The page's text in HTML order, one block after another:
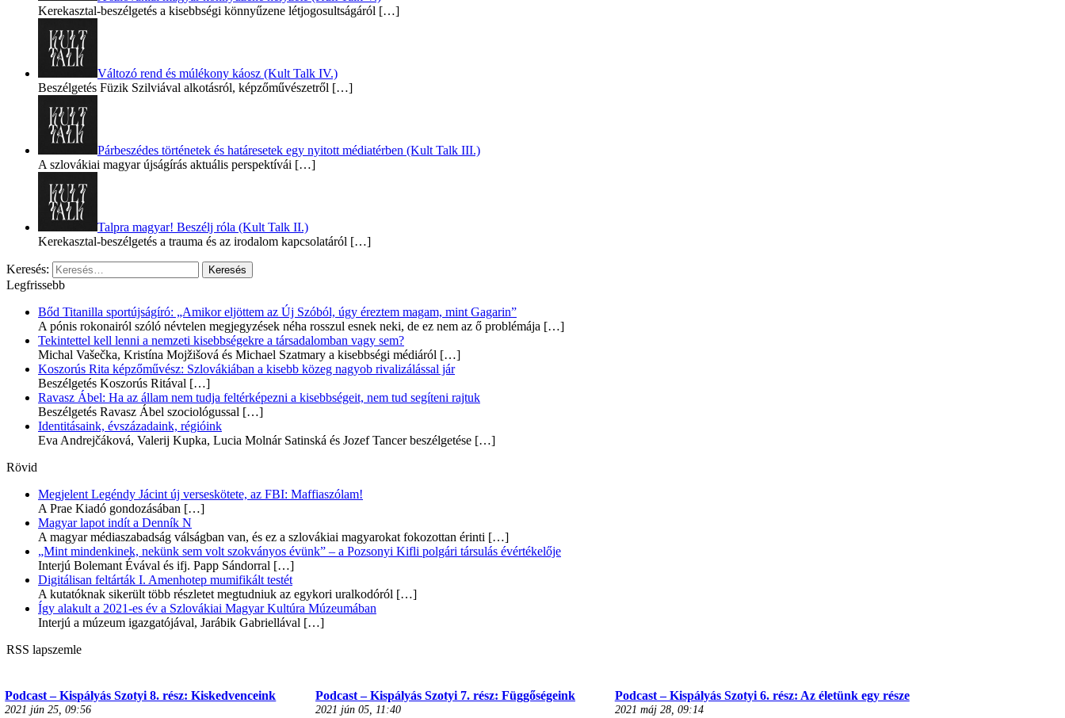
Kerekasztal-beszélgetés a kisebbségi könnyűzene létjogosultságáról […]
Változó rend és múlékony káosz (Kult Talk IV.)
Beszélgetés Füzik Szilviával alkotásról, képzőművészetről […]
Párbeszédes történetek és határesetek egy nyitott médiatérben (Kult Talk III.)
A szlovákiai magyar újságírás aktuális perspektívái […]
Talpra magyar! Beszélj róla (Kult Talk II.)
Kerekasztal-beszélgetés a trauma és az irodalom kapcsolatáról […]
Keresés:
Legfrissebb
Bőd Titanilla sportújságíró: „Amikor eljöttem az Új Szóból, úgy éreztem magam, mint Gagarin”
A pónis rokonairól szóló névtelen megjegyzések néha rosszul esnek neki, de ez nem az ő problémája […]
Tekintettel kell lenni a nemzeti kisebbségekre a társadalomban vagy sem?
Michal Vašečka, Kristína Mojžišová és Michael Szatmary a kisebbségi médiáról […]
Koszorús Rita képzőművész: Szlovákiában a kisebb közeg nagyob rivalizálással jár
Beszélgetés Koszorús Ritával […]
Ravasz Ábel: Ha az állam nem tudja feltérképezni a kisebbségeit, nem tud segíteni rajtuk
Beszélgetés Ravasz Ábel szociológussal […]
Identitásaink, évszázadaink, régióink
Eva Andrejčáková, Valerij Kupka, Lucia Molnár Satinská és Jozef Tancer beszélgetése […]
Rövid
Megjelent Legéndy Jácint új verseskötete, az FBI: Maffiaszólam!
A Prae Kiadó gondozásában […]
Magyar lapot indít a Denník N
A magyar médiaszabadság válságban van, és ez a szlovákiai magyarokat fokozottan érinti […]
„Mint mindenkinek, nekünk sem volt szokványos évünk” – a Pozsonyi Kifli polgári társulás évértékelője
Interjú Bolemant Évával és ifj. Papp Sándorral […]
Digitálisan feltárták I. Amenhotep mumifikált testét
A kutatóknak sikerült több részletet megtudniuk az egykori uralkodóról […]
Így alakult a 2021-es év a Szlovákiai Magyar Kultúra Múzeumában
Interjú a múzeum igazgatójával, Jarábik Gabriellával […]
RSS lapszemle
Podcast – Kispályás Szotyi 8. rész: Kiskedvenceink
2021 jún 25, 09:56
Podcast – Kispályás Szotyi 7. rész: Függőségeink
2021 jún 05, 11:40
Podcast – Kispályás Szotyi 6. rész: Az életünk egy része
2021 máj 28, 09:14